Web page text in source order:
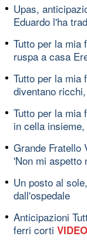
Upas,
Eduardo l'ha
Tutto per la mia
ruspa a casa
Tutto per la mia
diventano
Tutto per la mia
in cella
Grande Fratello
'Non mi aspetto
Un posto al
dall'ospedale
Anticipazioni
ferri corti VIDEO